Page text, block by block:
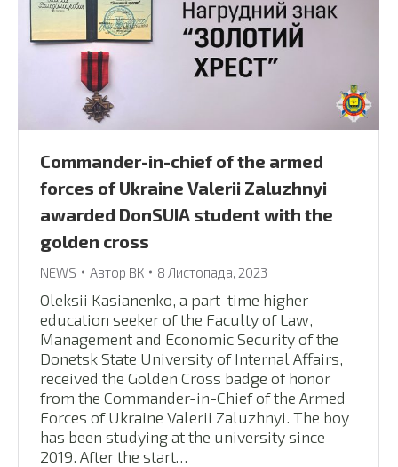
Сommander-in-chief of the armed
forces of Ukraine Valerii Zaluzhnyi
awarded DonSUIA student with the
golden cross
NEWS Автор ВК 8 Листопада, 2023
Oleksii Kasianenko, a part-time higher
education seeker of the Faculty of Law,
Management and Economic Security of the
Donetsk State University of Internal Affairs,
received the Golden Cross badge of honor
from the Commander-in-Chief of the Armed
Forces of Ukraine Valerii Zaluzhnyi. The boy
has been studying at the university since
2019. After the start…